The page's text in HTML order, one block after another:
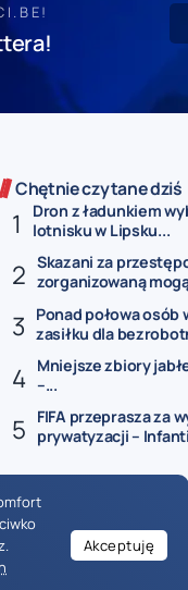
Chętnie czytane dziś
Dron z ładunkiem
lotnisku w Lipsku...
Skazani za
zorganizowaną
Ponad połowa osób
zasiłku dla
Mniejsze zbiory
–...
FIFA przeprasza za
prywatyzacji –
Akceptuję